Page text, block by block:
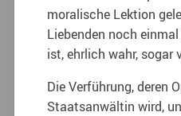
moralische Lektion
Liebenden noch
ist, ehrlich wahr, sogar
Die Verführung, deren
Staatsanwältin wird,